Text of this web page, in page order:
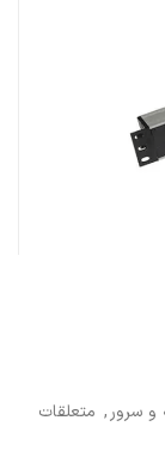
و سرور, متعلقات